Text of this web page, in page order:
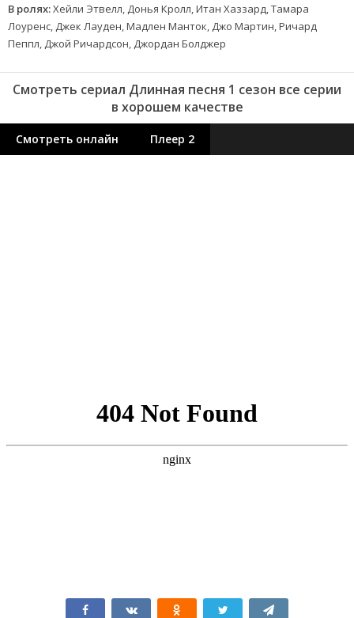
В ролях:Хейли Этвелл, Донья Кролл, Итан Хаззард, Тамара
Лоуренс, Джек Лауден, Мадлен Манток, Джо Мартин, Ричард
Пеппл, Джой Ричардсон, Джордан Болджер
Смотреть сериал Длинная песня 1 сезон все серии
в хорошем качестве
Смотреть онлайн Плеер 2